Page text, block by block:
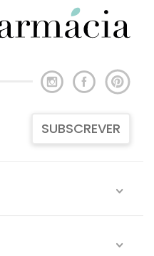
SUBSCREVER